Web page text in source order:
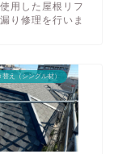
用した屋根リフ
り修理を行いま
え（シングル材）